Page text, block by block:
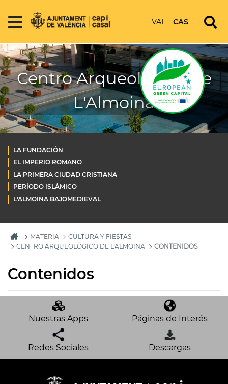
VAL CAS
Centro Arqueológico de
L'Almoina
LA FUNDACIÓN
EL IMPERIO ROMANO
LA PRIMERA CIUDAD CRISTIANA
PERÍODO ISLÁMICO
L'ALMOINA BAJOMEDIEVAL
MATERIA
CULTURA Y FIESTAS
CENTRO ARQUEOLÓGICO DE L'ALMOINA
CONTENIDOS
Contenidos
Nuestras Apps Páginas de Interés
Redes Sociales Descargas